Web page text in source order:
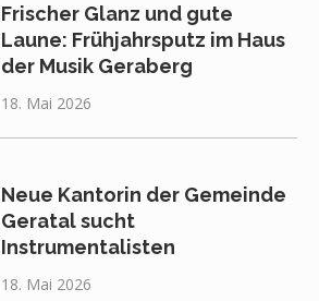
Frischer Glanz und gute
Laune: Frühjahrsputz im Haus
der Musik Geraberg
18. Mai 2026
Neue Kantorin der Gemeinde
Geratal sucht
Instrumentalisten
18. Mai 2026